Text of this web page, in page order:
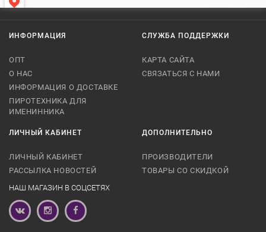
ИНФОРМАЦИЯ
ОПТ
О НАС
ИНФОРМАЦИЯ О ДОСТАВКЕ
ПИРОТЕХНИКА ДЛЯ
ИМЕНИННИКА
СЛУЖБА ПОДДЕРЖКИ
КАРТА САЙТА
СВЯЗАТЬСЯ С НАМИ
ЛИЧНЫЙ КАБИНЕТ
ЛИЧНЫЙ КАБИНЕТ
РАССЫЛКА НОВОСТЕЙ
ДОПОЛНИТЕЛЬНО
ПРОИЗВОДИТЕЛИ
ТОВАРЫ СО СКИДКОЙ
НАШ МАГАЗИН В СОЦСЕТЯХ